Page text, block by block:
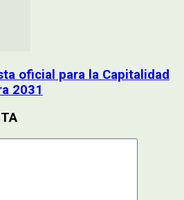
oficial para la Capitalidad
2031